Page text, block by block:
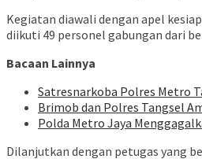
Kegiatan diawali dengan apel
diikuti 49 personel gabungan dari
Bacaan Lainnya
Satresnarkoba Polres Metro
Brimob dan Polres Tangsel
Polda Metro Jaya
Dilanjutkan dengan petugas yang